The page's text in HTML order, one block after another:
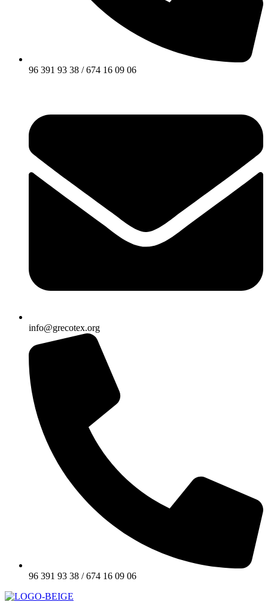
96 391 93 38 / 674 16 09 06
info@grecotex.org
96 391 93 38 / 674 16 09 06